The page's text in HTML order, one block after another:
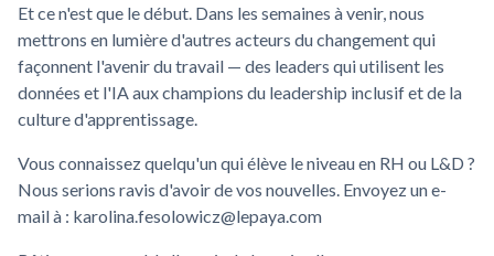
Et ce n'est que le début. Dans les semaines à venir, nous
mettrons en lumière d'autres acteurs du changement qui
façonnent l'avenir du travail — des leaders qui utilisent les
données et l'IA aux champions du leadership inclusif et de la
culture d'apprentissage.
Vous connaissez quelqu'un qui élève le niveau en RH ou L&D ?
Nous serions ravis d'avoir de vos nouvelles. Envoyez un e-
mail à : karolina.fesolowicz@lepaya.com